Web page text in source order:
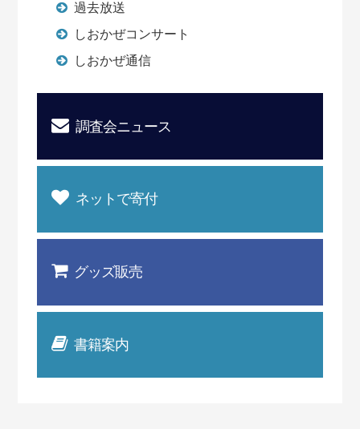
過去放送
しおかぜコンサート
しおかぜ通信
調査会ニュース
ネットで寄付
グッズ販売
書籍案内